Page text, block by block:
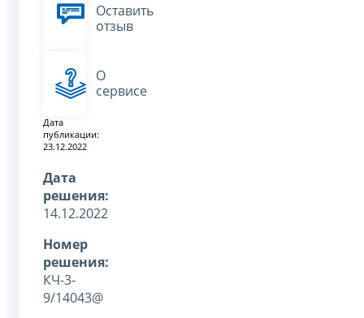
Оставить
отзыв
О
сервисе
Дата
публикации:
23.12.2022
Дата
решения:
14.12.2022
Номер
решения:
КЧ-3-
9/14043@